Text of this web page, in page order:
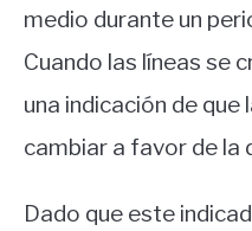
medio durante un
Cuando las líneas se
una indicación de que
cambiar a favor de la
Dado que este